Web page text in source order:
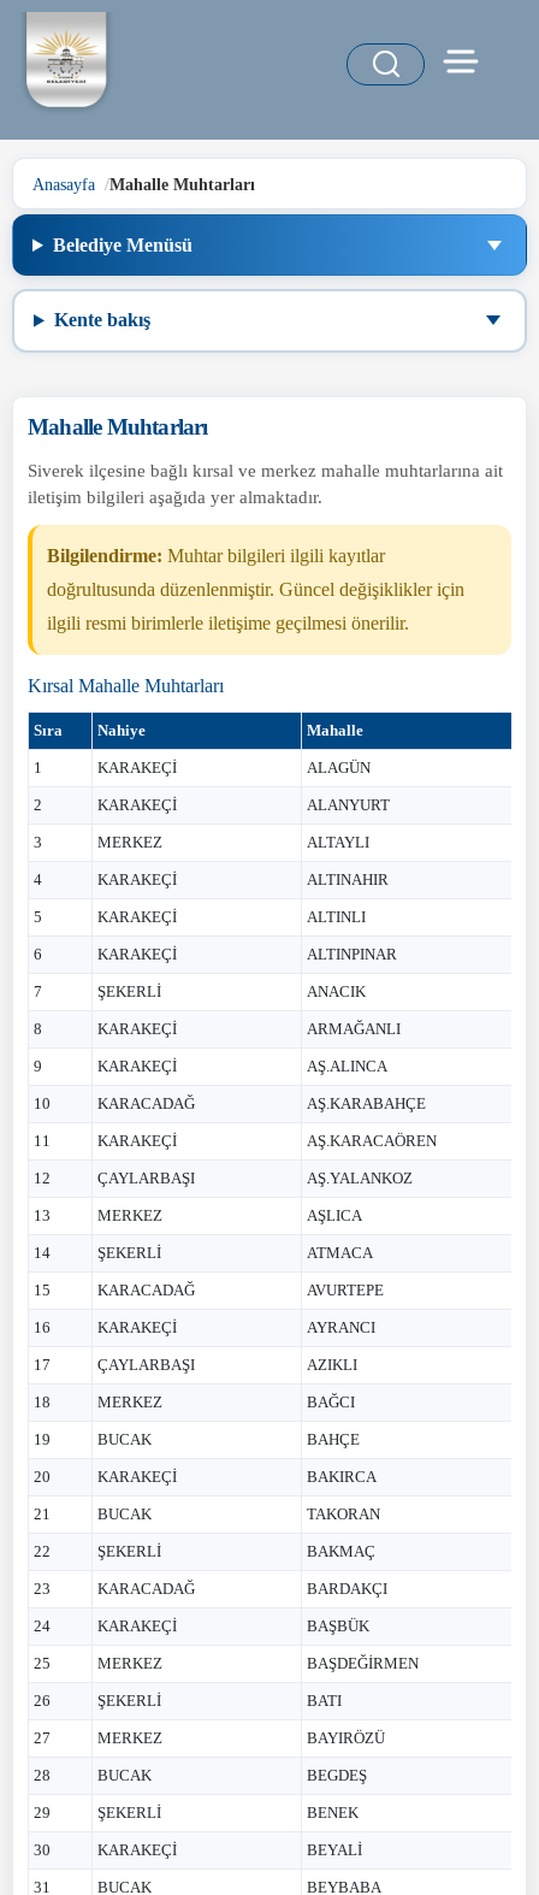
Anasayfa Mahalle Muhtarları
Belediye Menüsü
Kente bakış
Mahalle Muhtarları
Siverek ilçesine bağlı kırsal ve merkez mahalle muhtarlarına ait
iletişim bilgileri aşağıda yer almaktadır.
Bilgilendirme: Muhtar bilgileri ilgili kayıtlar
doğrultusunda düzenlenmiştir. Güncel değişiklikler için
ilgili resmi birimlerle iletişime geçilmesi önerilir.
Kırsal Mahalle Muhtarları
Sıra Nahiye Mahalle
1 KARAKEÇİ ALAGÜN
2 KARAKEÇİ ALANYURT
3 MERKEZ ALTAYLI
4 KARAKEÇİ ALTINAHIR
5 KARAKEÇİ ALTINLI
6 KARAKEÇİ ALTINPINAR
7 ŞEKERLİ ANACIK
8 KARAKEÇİ ARMAĞANLI
9 KARAKEÇİ AŞ.ALINCA
10 KARACADAĞ AŞ.KARABAHÇE
11 KARAKEÇİ AŞ.KARACAÖREN
12 ÇAYLARBAŞI AŞ.YALANKOZ
13 MERKEZ AŞLICA
14 ŞEKERLİ ATMACA
15 KARACADAĞ AVURTEPE
16 KARAKEÇİ AYRANCI
17 ÇAYLARBAŞI AZIKLI
18 MERKEZ BAĞCI
19 BUCAK BAHÇE
20 KARAKEÇİ BAKIRCA
21 BUCAK TAKORAN
22 ŞEKERLİ BAKMAÇ
23 KARACADAĞ BARDAKÇI
24 KARAKEÇİ BAŞBÜK
25 MERKEZ BAŞDEĞİRMEN
26 ŞEKERLİ BATI
27 MERKEZ BAYIRÖZÜ
28 BUCAK BEGDEŞ
29 ŞEKERLİ BENEK
30 KARAKEÇİ BEYALİ
31 BUCAK BEYBABA